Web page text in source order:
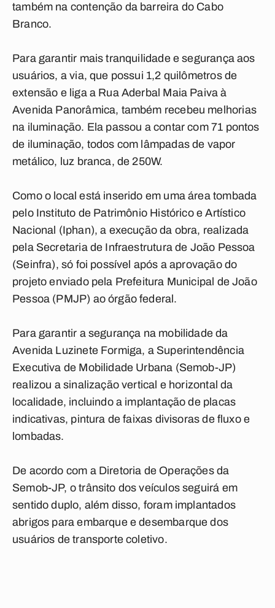
também na contenção da barreira do Cabo
Branco.
Para garantir mais tranquilidade e segurança aos
usuários, a via, que possui 1,2 quilômetros de
extensão e liga a Rua Aderbal Maia Paiva à
Avenida Panorâmica, também recebeu melhorias
na iluminação. Ela passou a contar com 71 pontos
de iluminação, todos com lâmpadas de vapor
metálico, luz branca, de 250W.
Como o local está inserido em uma área tombada
pelo Instituto de Patrimônio Histórico e Artístico
Nacional (Iphan), a execução da obra, realizada
pela Secretaria de Infraestrutura de João Pessoa
(Seinfra), só foi possível após a aprovação do
projeto enviado pela Prefeitura Municipal de João
Pessoa (PMJP) ao órgão federal.
Para garantir a segurança na mobilidade da
Avenida Luzinete Formiga, a Superintendência
Executiva de Mobilidade Urbana (Semob-JP)
realizou a sinalização vertical e horizontal da
localidade, incluindo a implantação de placas
indicativas, pintura de faixas divisoras de fluxo e
lombadas.
De acordo com a Diretoria de Operações da
Semob-JP, o trânsito dos veículos seguirá em
sentido duplo, além disso, foram implantados
abrigos para embarque e desembarque dos
usuários de transporte coletivo.